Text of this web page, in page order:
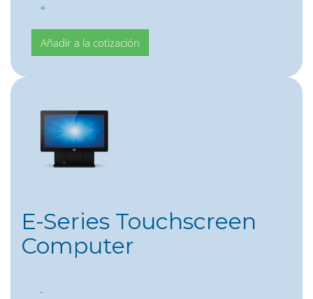
+
E-Series Touchscreen
Computer
-